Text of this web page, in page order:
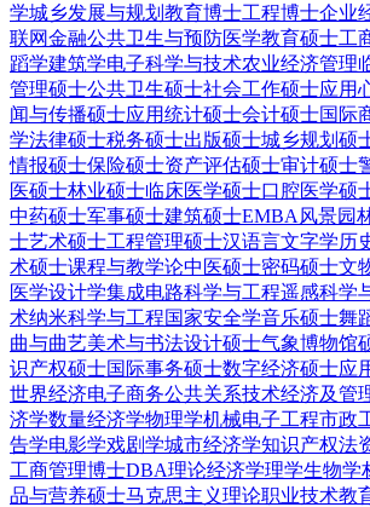
学城乡发展与规划 教育博士工程博士企业
联网金融公共卫生与预防医学教育硕士工
蹈学建筑学电子科学与技术农业经济管理
管理硕士公共卫生硕士社会工作硕士应用
闻与传播硕士应用统计硕士会计硕士国际
学法律硕士税务硕士出版硕士城乡规划硕
情报硕士保险硕士资产评估硕士审计硕士
医硕士林业硕士临床医学硕士口腔医学硕
中药硕士军事硕士建筑硕士EMBA 风景园
士艺术硕士工程管理硕士汉语言文字学历
术硕士课程与教学论中医硕士密码硕士文
医学设计学集成电路科学与工程遥感科学
术纳米科学与工程国家安全学音乐硕士舞
曲与曲艺美术与书法设计硕士气象博物馆
识产权硕士国际事务硕士数字经济硕士应
世界经济电子商务公共关系技术经济及管
济学数量经济学物理学机械电子工程市政
告学电影学戏剧学城市经济学知识产权法
工商管理博士DBA理论经济学理学生物学
品与营养硕士马克思主义理论职业技术教